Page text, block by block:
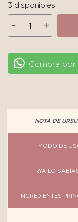
3 disponibles
Epigence
Cream
+
-
Compra por
NOTA DE
MODO DE
¿YA LO
INGREDIENTES